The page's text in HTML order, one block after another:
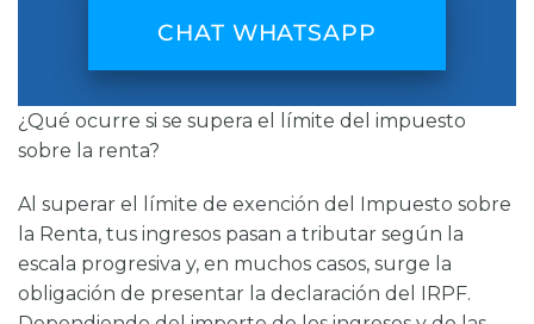
CHAT WHATSAPP
¿Qué ocurre si se supera el límite del impuesto
sobre la renta?
Al superar el límite de exención del Impuesto sobre
la Renta, tus ingresos pasan a tributar según la
escala progresiva y, en muchos casos, surge la
obligación de presentar la declaración del IRPF.